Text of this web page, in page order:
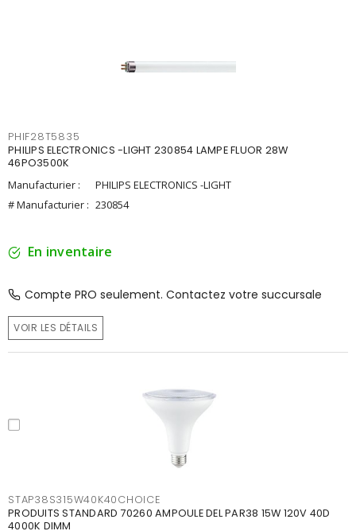
PHIF28T5835
PHILIPS ELECTRONICS -LIGHT 230854 LAMPE FLUOR 28W
46PO3500K
Manufacturier :
PHILIPS ELECTRONICS -LIGHT
# Manufacturier : 230854
En inventaire
Compte PRO seulement. Contactez votre succursale
VOIR LES DÉTAILS
STAP38S315W40K40CHOICE
PRODUITS STANDARD 70260 AMPOULE DEL PAR38 15W 120V 40D
4000K DIMM